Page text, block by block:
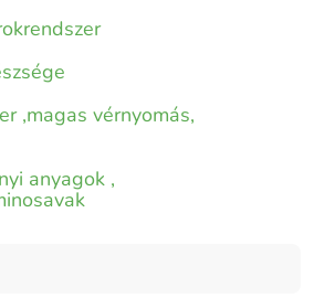
,magas vérnyomás,
anyagok ,